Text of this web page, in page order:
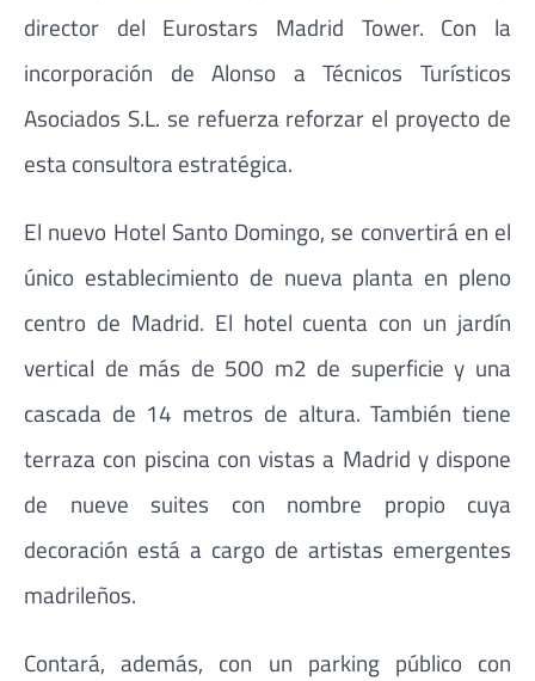
director del Eurostars Madrid Tower. Con la
incorporación de Alonso a Técnicos Turísticos
Asociados S.L. se refuerza reforzar el proyecto de
esta consultora estratégica.
El nuevo Hotel Santo Domingo, se convertirá en el
único establecimiento de nueva planta en pleno
centro de Madrid. El hotel cuenta con un jardín
vertical de más de 500 m2 de superficie y una
cascada de 14 metros de altura. También tiene
terraza con piscina con vistas a Madrid y dispone
de nueve suites con nombre propio cuya
decoración está a cargo de artistas emergentes
madrileños.
Contará, además, con un parking público con